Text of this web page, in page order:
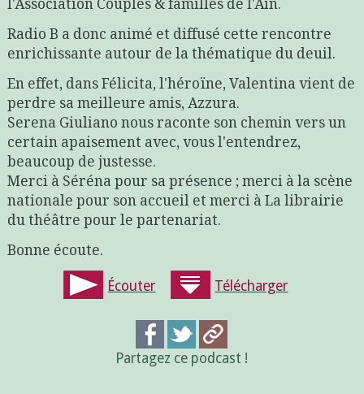
l'Association Couples & familles de l'Ain.
Radio B a donc animé et diffusé cette rencontre
enrichissante autour de la thématique du deuil.
En effet, dans Félicita, l'héroïne, Valentina vient de
perdre sa meilleure amis, Azzura.
Serena Giuliano nous raconte son chemin vers un
certain apaisement avec, vous l'entendrez,
beaucoup de justesse.
Merci à Séréna pour sa présence ; merci à la scène
nationale pour son accueil et merci à La librairie
du théâtre pour le partenariat.
Bonne écoute.
Écouter Télécharger
Partagez ce podcast !